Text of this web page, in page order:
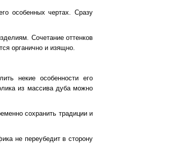
особенных чертах. Сразу
Сочетание оттенков
органично и изящно.
некие особенности его
из массива дуба можно
сохранить традиции и
не переубедит в сторону